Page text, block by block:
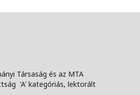
Társaság és az MTA
'A' kategóriás, lektorált